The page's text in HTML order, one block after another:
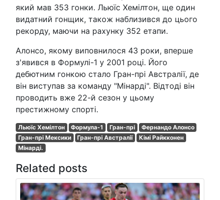
який мав 353 гонки. Льюїс Хемілтон, ще один
видатний гонщик, також наблизився до цього
рекорду, маючи на рахунку 352 етапи.
Алонсо, якому виповнилося 43 роки, вперше
з'явився в Формулі-1 у 2001 році. Його
дебютним гонкою стало Гран-прі Австралії, де
він виступав за команду "Мінарді". Відтоді він
проводить вже 22-й сезон у цьому
престижному спорті.
Льюїс Хемілтон Формула-1 Гран-прі
Фернандо Алонсо
Гран-прі Мексики
Гран-прі Австралії
Кімі Райкконен
Мінарді.
Related posts